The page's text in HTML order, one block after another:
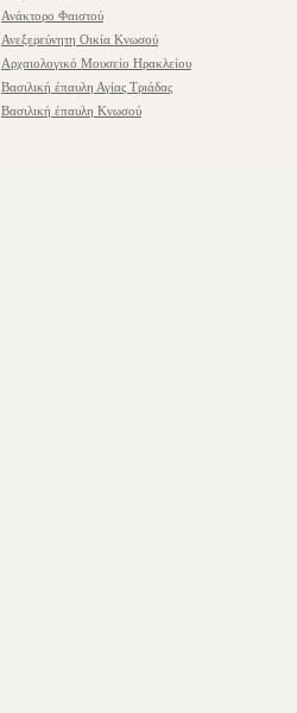
Ανάκτορο Φαιστού
Ανεξερεύνητη Οικία Κνωσού
Αρχαιολογικό Μουσείο Ηρακλείου
Βασιλική έπαυλη Αγίας Τριάδας
Βασιλική έπαυλη Κνωσού